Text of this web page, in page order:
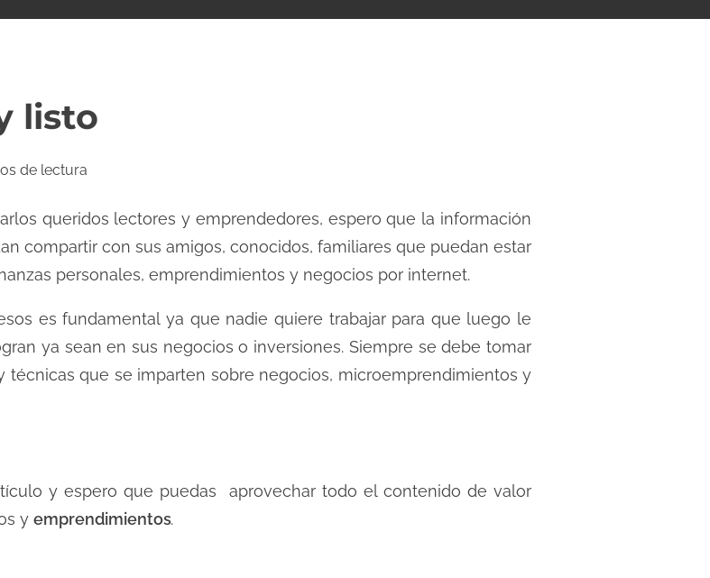
listo
de lectura
queridos lectores y emprendedores, espero que la información
compartir con sus amigos, conocidos, familiares que puedan estar
personales, emprendimientos y negocios por internet.
es fundamental ya que nadie quiere trabajar para que luego le
ya sean en sus negocios o inversiones. Siempre se debe tomar
que se imparten sobre negocios, microemprendimientos y
y espero que puedas aprovechar todo el contenido de valor
y emprendimientos.